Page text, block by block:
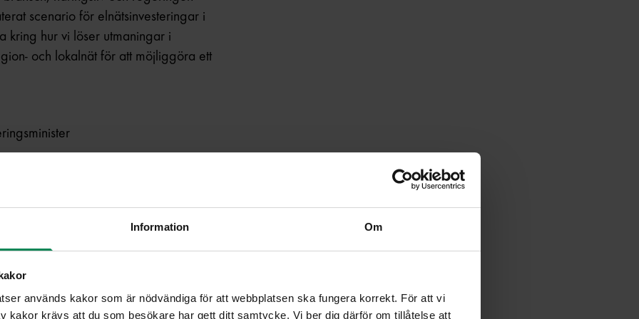
Information Om
används kakor som är nödvändiga för att webbplatsen ska fungera korrekt. För att vi
kakor krävs att du som besökare har gett ditt samtycke. Vi ber dig därför om tillåtelse att
scenario för elnätsinvesteringar i
kring hur vi löser utmaningar i
och lokalnät för att möjliggöra ett
kraftnät
Energy